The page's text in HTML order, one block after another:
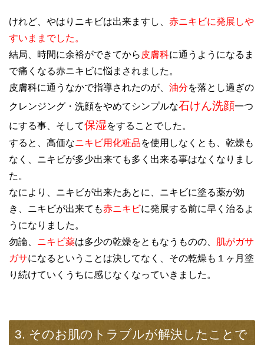
けれど、やはりニキビは出来ますし、 赤ニキビに発展しや
すいままでした。
結局、時間に余裕ができてから 皮膚科に通うようになるま
で痛くなる赤ニキビに悩まされました。
皮膚科に通うなかで指導されたのが、 油分を落とし過ぎの
クレンジング・洗顔をやめてシンプルな石けん洗顔一つ
にする事、そして保湿をすることでした。
すると、高価なニキビ用化粧品を使用しなくとも、乾燥も
なく、ニキビが多少出来ても多く出来る事はなくなりまし
た。
なにより、ニキビが出来たあとに、ニキビに塗る薬が効
き、ニキビが出来ても赤ニキビに発展する前に早く治るよ
うになりました。
勿論、 ニキビ薬は多少の乾燥をともなうものの、 肌がガサ
ガサになるということは決してなく、その乾燥も１ヶ月塗
り続けていくうちに感じなくなっていきました。
3. そのお肌のトラブルが解決したことで